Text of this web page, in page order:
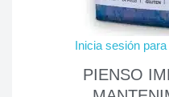
Inicia sesión
PIENSO